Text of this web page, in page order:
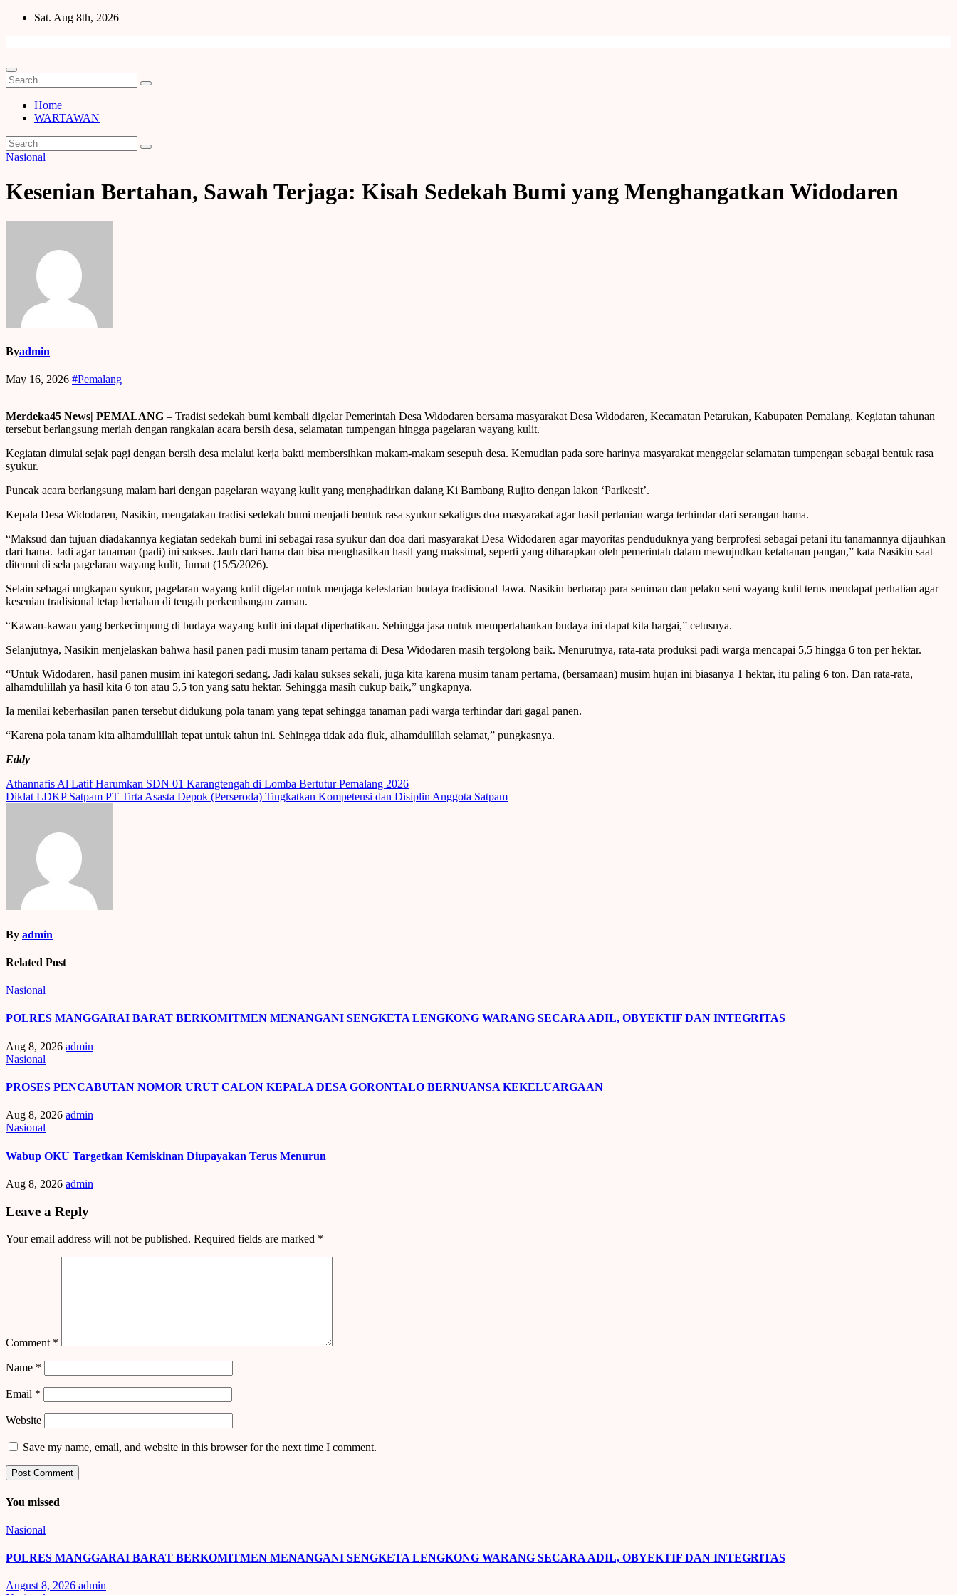
Skip
Sat. Aug 8th, 2026
Home
WARTAWAN
Nasional
Kesenian Bertahan, Sawah Terjaga: Kisah Sedekah Bumi yang Menghangatkan Widodaren
Byadmin
May 16, 2026 #Pemalang
Merdeka45 News| PEMALANG – Tradisi sedekah bumi kembali digelar Pemerintah Desa Widodaren bersama masyarakat Desa Widodaren, Kecamatan Petarukan, Kabupaten Pemalang. Kegiatan tahunan
tersebut berlangsung meriah dengan rangkaian acara bersih desa, selamatan tumpengan hingga pagelaran wayang kulit.
Kegiatan dimulai sejak pagi dengan bersih desa melalui kerja bakti membersihkan makam-makam sesepuh desa. Kemudian pada sore harinya masyarakat menggelar selamatan tumpengan sebagai bentuk rasa
syukur.
Puncak acara berlangsung malam hari dengan pagelaran wayang kulit yang menghadirkan dalang Ki Bambang Rujito dengan lakon ‘Parikesit’.
Kepala Desa Widodaren, Nasikin, mengatakan tradisi sedekah bumi menjadi bentuk rasa syukur sekaligus doa masyarakat agar hasil pertanian warga terhindar dari serangan hama.
“Maksud dan tujuan diadakannya kegiatan sedekah bumi ini sebagai rasa syukur dan doa dari masyarakat Desa Widodaren agar mayoritas penduduknya yang berprofesi sebagai petani itu tanamannya dijauhkan
dari hama. Jadi agar tanaman (padi) ini sukses. Jauh dari hama dan bisa menghasilkan hasil yang maksimal, seperti yang diharapkan oleh pemerintah dalam mewujudkan ketahanan pangan,” kata Nasikin saat
ditemui di sela pagelaran wayang kulit, Jumat (15/5/2026).
Selain sebagai ungkapan syukur, pagelaran wayang kulit digelar untuk menjaga kelestarian budaya tradisional Jawa. Nasikin berharap para seniman dan pelaku seni wayang kulit terus mendapat perhatian agar
kesenian tradisional tetap bertahan di tengah perkembangan zaman.
“Kawan-kawan yang berkecimpung di budaya wayang kulit ini dapat diperhatikan. Sehingga jasa untuk mempertahankan budaya ini dapat kita hargai,” cetusnya.
Selanjutnya, Nasikin menjelaskan bahwa hasil panen padi musim tanam pertama di Desa Widodaren masih tergolong baik. Menurutnya, rata-rata produksi padi warga mencapai 5,5 hingga 6 ton per hektar.
“Untuk Widodaren, hasil panen musim ini kategori sedang. Jadi kalau sukses sekali, juga kita karena musim tanam pertama, (bersamaan) musim hujan ini biasanya 1 hektar, itu paling 6 ton. Dan rata-rata,
alhamdulillah ya hasil kita 6 ton atau 5,5 ton yang satu hektar. Sehingga masih cukup baik,” ungkapnya.
Ia menilai keberhasilan panen tersebut didukung pola tanam yang tepat sehingga tanaman padi warga terhindar dari gagal panen.
“Karena pola tanam kita alhamdulillah tepat untuk tahun ini. Sehingga tidak ada fluk, alhamdulillah selamat,” pungkasnya.
Eddy
Post
navigation
Athannafis Al Latif Harumkan SDN 01 Karangtengah di Lomba Bertutur Pemalang 2026
Diklat LDKP Satpam PT Tirta Asasta Depok (Perseroda) Tingkatkan Kompetensi dan Disiplin Anggota Satpam
By admin
Related Post
Nasional
POLRES MANGGARAI BARAT BERKOMITMEN MENANGANI SENGKETA LENGKONG WARANG SECARA ADIL, OBYEKTIF DAN INTEGRITAS
Aug 8, 2026 admin
Nasional
PROSES PENCABUTAN NOMOR URUT CALON KEPALA DESA GORONTALO BERNUANSA KEKELUARGAAN
Aug 8, 2026 admin
Nasional
Wabup OKU Targetkan Kemiskinan Diupayakan Terus Menurun
Aug 8, 2026 admin
Leave a Reply
Your email address will not be published. Required fields are marked *
Comment *
Name *
Email *
Website
Save my name, email, and website in this browser for the next time I comment.
You missed
Nasional
POLRES MANGGARAI BARAT BERKOMITMEN MENANGANI SENGKETA LENGKONG WARANG SECARA ADIL, OBYEKTIF DAN INTEGRITAS
August 8, 2026 admin